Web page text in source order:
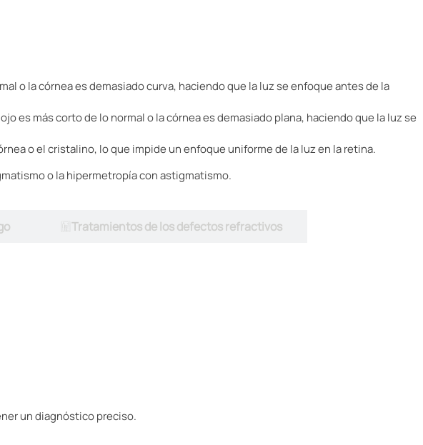
o la córnea es demasiado curva, haciendo que la luz se enfoque antes de la
es más corto de lo normal o la córnea es demasiado plana, haciendo que la luz se
o el cristalino, lo que impide un enfoque uniforme de la luz en la retina.
o la hipermetropía con astigmatismo.
Tratamientos de los defectos refractivos
un diagnóstico preciso.